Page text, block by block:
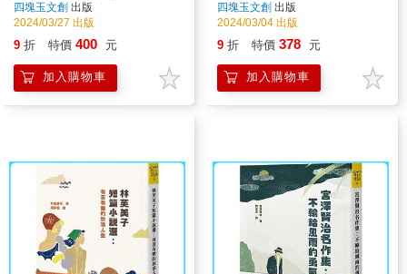
四塊玉文創 出版
2024/03/27 出版
9 折 特價 400 元
加入購物車
四塊玉文創 出版
2024/03/04 出版
9 折 特價 378 元
加入購物車